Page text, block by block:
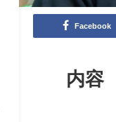
Facebook
内容